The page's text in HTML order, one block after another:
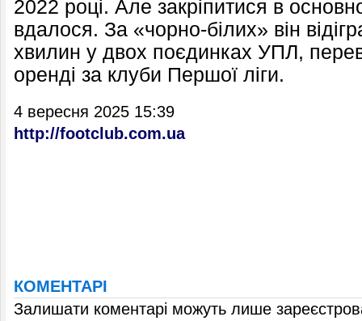
2022 році. Але закріпитися в
вдалося. За «чорно-білих» він
хвилин у двох поєдинках УПЛ,
оренді за клуби Першої ліги.
4 вересня 2025 15:39
http://footclub.com.ua
КОМЕНТАРІ
Залишати коментарі можуть лише